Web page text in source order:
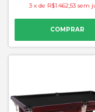
3 xde R$1.462,53 sem